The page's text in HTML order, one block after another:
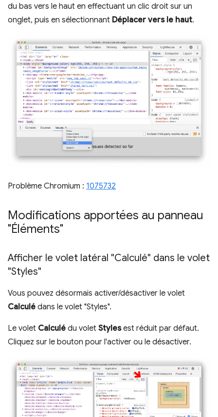
du bas vers le haut en effectuant un clic droit sur un
onglet, puis en sélectionnant Déplacer vers le haut.
Problème Chromium : 1075732
Modifications apportées au panneau
"Éléments"
Afficher le volet latéral "Calculé" dans le volet
"Styles"
Vous pouvez désormais activer/désactiver le volet
Calculé dans le volet "Styles".
Le volet Calculé du volet Stylesest réduit par défaut.
Cliquez sur le bouton pour l'activer ou le désactiver.